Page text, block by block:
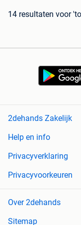
14 resultaten voor
2dehands Zakelijk
Help en info
Privacyverklaring
Privacyvoorkeuren
Over 2dehands
Sitemap